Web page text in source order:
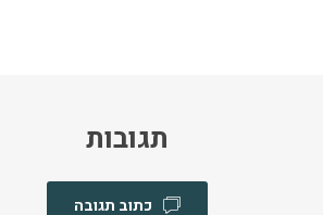
תגובות
כתוב תגובה